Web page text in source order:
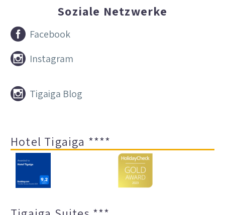
Soziale Netzwerke

 Facebook

 Instagram

 Tigaiga Blog
Hotel Tigaiga ****